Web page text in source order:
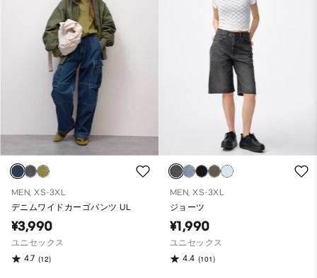
MEN, XS-3XL
デニムワイドカーゴパンツ UL
¥3,990
ユニセックス
4.7 (12)
MEN, XS-3XL
ジョーツ
¥1,990
ユニセックス
4.4 (101)